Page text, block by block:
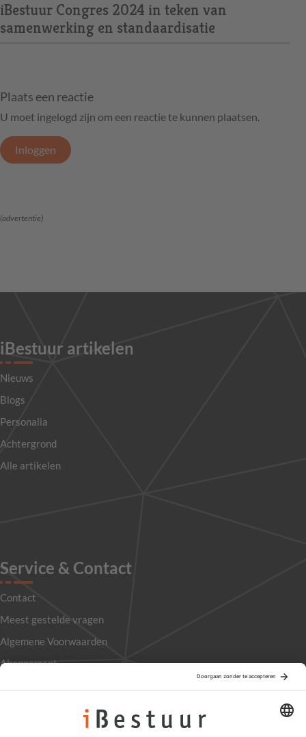
iBestuur Congres 2024 in teken van
samenwerking en standaardisatie
Plaats een reactie
U moet ingelogd zijn om een reactie te kunnen plaatsen.
Inloggen
(advertentie)
iBestuur artikelen
Nieuws
Blogs
Personalia
Achtergrond
Alle artikelen
Service & Contact
Contact
Meest gestelde vragen
Algemene Voorwaarden
Abonnement